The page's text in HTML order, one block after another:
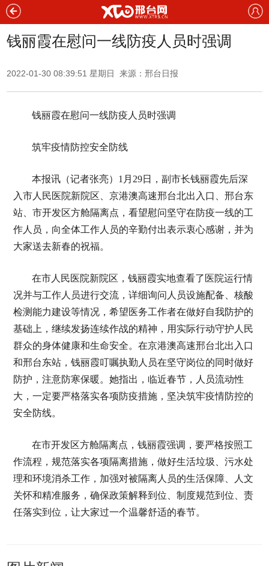
钱丽霞在慰问一线防疫人员时强调
2022-01-30 08:39:51 星期日 来源：邢台日报
钱丽霞在慰问一线防疫人员时强调
筑牢疫情防控安全防线
本报讯（记者张亮）1月29日，副市长钱丽霞先后深
入市人民医院新院区、京港澳高速邢台北出入口、邢台东
站、市开发区方舱隔离点，看望慰问坚守在防疫一线的工
作人员，向全体工作人员的辛勤付出表示衷心感谢，并为
大家送去新春的祝福。
在市人民医院新院区，钱丽霞实地查看了医院运行情
况并与工作人员进行交流，详细询问人员设施配备、核酸
检测能力建设等情况，希望医务工作者在做好自我防护的
基础上，继续发扬连续作战的精神，用实际行动守护人民
群众的身体健康和生命安全。在京港澳高速邢台北出入口
和邢台东站，钱丽霞叮嘱执勤人员在坚守岗位的同时做好
防护，注意防寒保暖。她指出，临近春节，人员流动性
大，一定要严格落实各项防疫措施，坚决筑牢疫情防控的
安全防线。
在市开发区方舱隔离点，钱丽霞强调，要严格按照工
作流程，规范落实各项隔离措施，做好生活垃圾、污水处
理和环境消杀工作，加强对被隔离人员的生活保障、人文
关怀和精准服务，确保政策解释到位、制度规范到位、责
任落实到位，让大家过一个温馨舒适的春节。